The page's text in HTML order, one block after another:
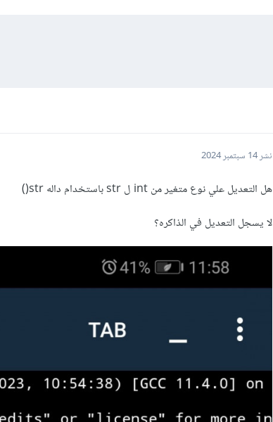
نشر14 سبتمبر 2024
هل التعديل علي نوع متغير من int ل str باستخدام داله str()
لا يسجل التعديل في الذاكره؟